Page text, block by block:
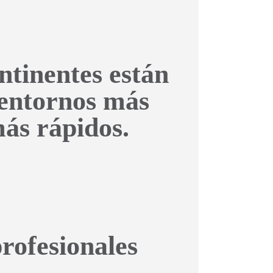
están
más
rápidos.